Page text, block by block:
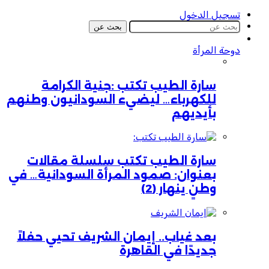
تسجيل الدخول
بحث عن
دوحة المرأة
سارة الطيب تكتب :جنية الكرامة
للكهرباء… ليضيء السودانيون وطنهم
بأيديهم
سارة الطيب تكتب سلسلة مقالات
بعنوان: صمود المرأة السودانية… في
وطنٍ ينهار (2)
بعد غياب.. إيمان الشريف تحيي حفلاً
جديدًا في القاهرة